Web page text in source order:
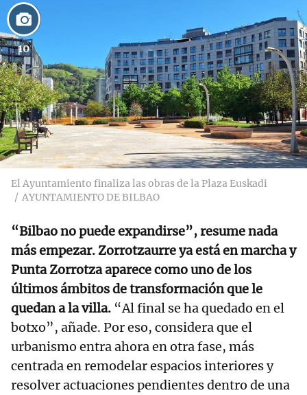
10
El Ayuntamiento finaliza las obras de la Plaza Euskadi
AYUNTAMIENTO DE BILBAO
“Bilbao no puede expandirse”, resume nada
más empezar. Zorrotzaurre ya está en marcha y
Punta Zorrotza aparece como uno de los
últimos ámbitos de transformación que le
quedan a la villa. “Al final se ha quedado en el
botxo”, añade. Por eso, considera que el
urbanismo entra ahora en otra fase, más
centrada en remodelar espacios interiores y
resolver actuaciones pendientes dentro de una